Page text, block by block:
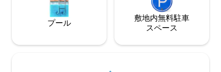
プール
敷地内無料駐⁠車
ス⁠ペ⁠ー⁠ス